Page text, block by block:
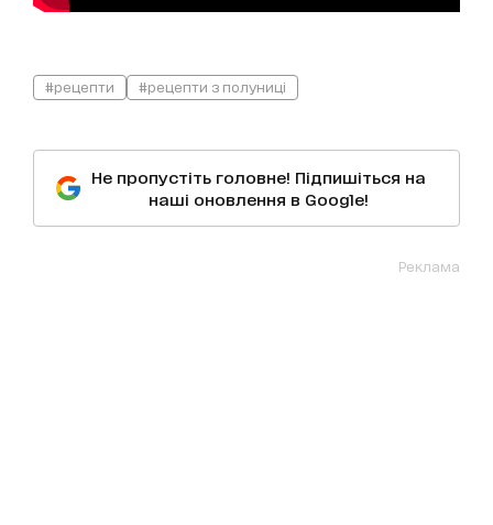
#рецепти #рецепти з полуниці
Не пропустіть головне! Підпишіться на
наші оновлення в Google!
Реклама